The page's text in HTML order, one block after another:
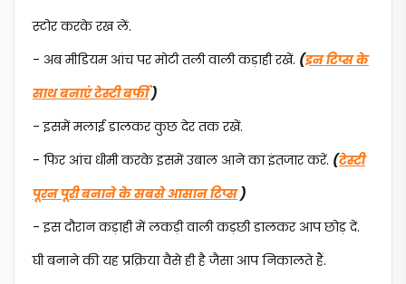
स्टोर करके रख लें.
- अब मीडियम आंच पर मोटी तली वाली कड़ाही रखें. (इन टिप्स के
साथ बनाएं टेस्टी बर्फी)
- इसमें मलाई डालकर कुछ देर तक रखें.
- फिर आंच धीमी करके इसमें उबाल आने का इंतजार करें. (टेस्टी
पूरन पूरी बनाने के सबसे आसान टिप्स)
- इस दौरान कड़ाही में लकड़ी वाली कड़छी डालकर आप छोड़ दें.
घी बनाने की यह प्रक्रिया वैसे ही है जैसा आप निकालते हैं.